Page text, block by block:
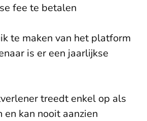
fee te betalen
te maken van het platform
is er een jaarlijkse
treedt enkel op als
en kan nooit aanzien